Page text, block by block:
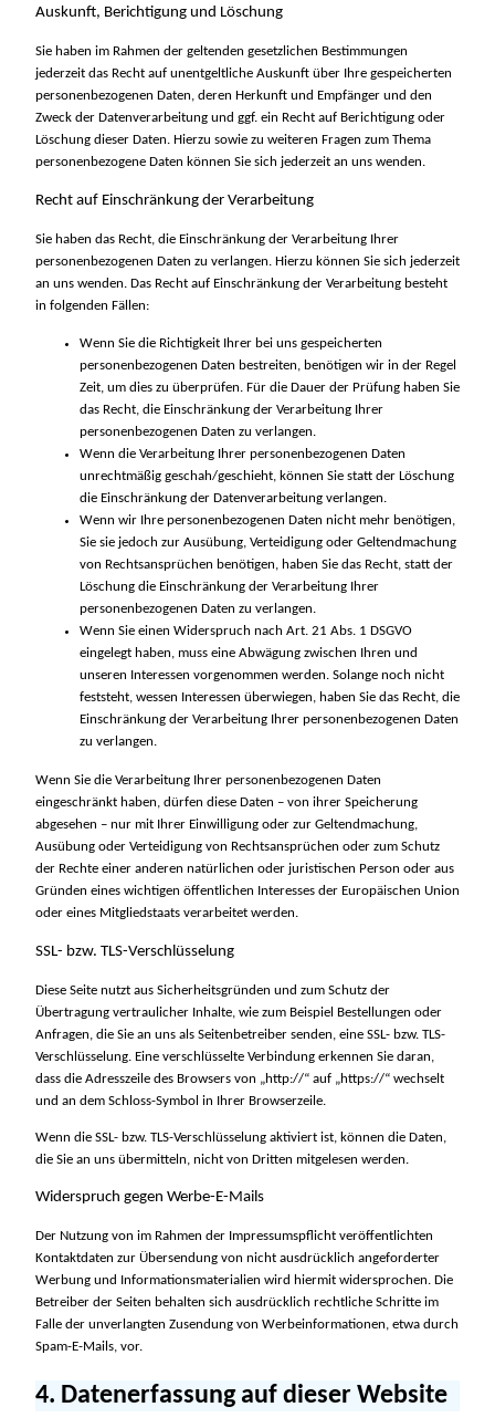
Auskunft, Berichtigung und Löschung
Sie haben im Rahmen der geltenden gesetzlichen Bestimmungen
jederzeit das Recht auf unentgeltliche Auskunft über Ihre gespeicherten
personenbezogenen Daten, deren Herkunft und Empfänger und den
Zweck der Datenverarbeitung und ggf. ein Recht auf Berichtigung oder
Löschung dieser Daten. Hierzu sowie zu weiteren Fragen zum Thema
personenbezogene Daten können Sie sich jederzeit an uns wenden.
Recht auf Einschränkung der Verarbeitung
Sie haben das Recht, die Einschränkung der Verarbeitung Ihrer
personenbezogenen Daten zu verlangen. Hierzu können Sie sich jederzeit
an uns wenden. Das Recht auf Einschränkung der Verarbeitung besteht
in folgenden Fällen:
Wenn Sie die Richtigkeit Ihrer bei uns gespeicherten
personenbezogenen Daten bestreiten, benötigen wir in der Regel
Zeit, um dies zu überprüfen. Für die Dauer der Prüfung haben Sie
das Recht, die Einschränkung der Verarbeitung Ihrer
personenbezogenen Daten zu verlangen.
Wenn die Verarbeitung Ihrer personenbezogenen Daten
unrechtmäßig geschah/geschieht, können Sie statt der Löschung
die Einschränkung der Datenverarbeitung verlangen.
Wenn wir Ihre personenbezogenen Daten nicht mehr benötigen,
Sie sie jedoch zur Ausübung, Verteidigung oder Geltendmachung
von Rechtsansprüchen benötigen, haben Sie das Recht, statt der
Löschung die Einschränkung der Verarbeitung Ihrer
personenbezogenen Daten zu verlangen.
Wenn Sie einen Widerspruch nach Art. 21 Abs. 1 DSGVO
eingelegt haben, muss eine Abwägung zwischen Ihren und
unseren Interessen vorgenommen werden. Solange noch nicht
feststeht, wessen Interessen überwiegen, haben Sie das Recht, die
Einschränkung der Verarbeitung Ihrer personenbezogenen Daten
zu verlangen.
Wenn Sie die Verarbeitung Ihrer personenbezogenen Daten
eingeschränkt haben, dürfen diese Daten – von ihrer Speicherung
abgesehen – nur mit Ihrer Einwilligung oder zur Geltendmachung,
Ausübung oder Verteidigung von Rechtsansprüchen oder zum Schutz
der Rechte einer anderen natürlichen oder juristischen Person oder aus
Gründen eines wichtigen öffentlichen Interesses der Europäischen Union
oder eines Mitgliedstaats verarbeitet werden.
SSL- bzw. TLS-Verschlüsselung
Diese Seite nutzt aus Sicherheitsgründen und zum Schutz der
Übertragung vertraulicher Inhalte, wie zum Beispiel Bestellungen oder
Anfragen, die Sie an uns als Seitenbetreiber senden, eine SSL- bzw. TLS-
Verschlüsselung. Eine verschlüsselte Verbindung erkennen Sie daran,
dass die Adresszeile des Browsers von „http://“ auf „https://“ wechselt
und an dem Schloss-Symbol in Ihrer Browserzeile.
Wenn die SSL- bzw. TLS-Verschlüsselung aktiviert ist, können die Daten,
die Sie an uns übermitteln, nicht von Dritten mitgelesen werden.
Widerspruch gegen Werbe-E-Mails
Der Nutzung von im Rahmen der Impressumspflicht veröffentlichten
Kontaktdaten zur Übersendung von nicht ausdrücklich angeforderter
Werbung und Informationsmaterialien wird hiermit widersprochen. Die
Betreiber der Seiten behalten sich ausdrücklich rechtliche Schritte im
Falle der unverlangten Zusendung von Werbeinformationen, etwa durch
Spam-E-Mails, vor.
4. Datenerfassung auf dieser Website